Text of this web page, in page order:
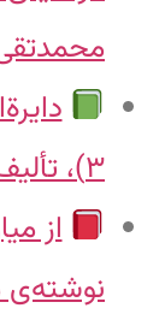
۳)، تألیف محمدرضا درویشی
از